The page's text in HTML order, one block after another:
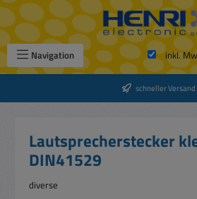
Zum Hauptinhalt springen
Navigation inkl.
schneller Versand
Lautsprecherstecker
DIN41529
diverse